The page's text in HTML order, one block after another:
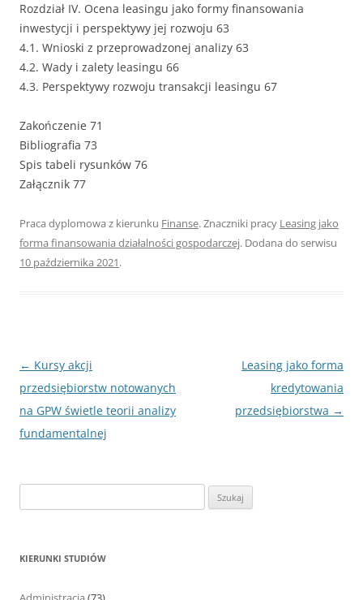
Rozdział IV. Ocena leasingu jako formy finansowania
inwestycji i perspektywy jej rozwoju 63
4.1. Wnioski z przeprowadzonej analizy 63
4.2. Wady i zalety leasingu 66
4.3. Perspektywy rozwoju transakcji leasingu 67
Zakończenie 71
Bibliografia 73
Spis tabeli rysunków 76
Załącznik 77
Praca dyplomowa z kierunku Finanse. Znaczniki pracy Leasing jako
forma finansowania działalności gospodarczej. Dodana do serwisu
10 października 2021.
Nawigacja
wpisu
← Kursy akcji
przedsiębiorstw notowanych
na GPW świetle teorii analizy
fundamentalnej
Leasing jako forma
kredytowania
przedsiębiorstwa →
z
KIERUNKI STUDIÓW